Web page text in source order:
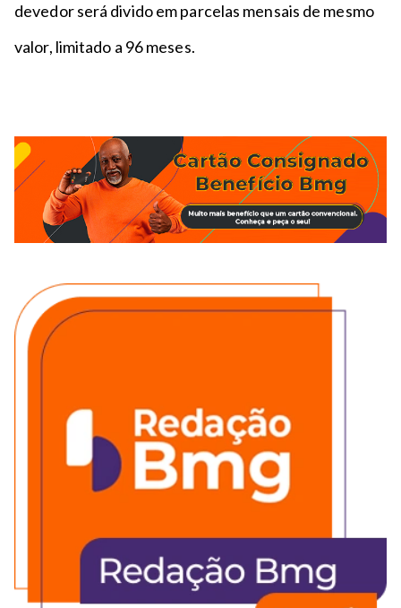
devedor será divido em parcelas mensais de mesmo
valor, limitado a 96 meses.